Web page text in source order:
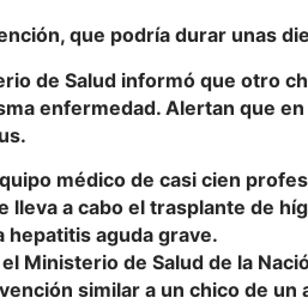
que podría durar unas
de Salud informó que otro
enfermedad. Alertan que
médico de casi cien
lleva a cabo el trasplante de
hepatitis aguda grave.
Ministerio de Salud de la
similar a un chico de un